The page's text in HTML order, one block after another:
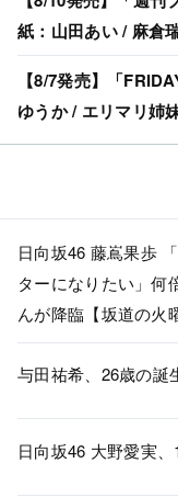
紙：山田あい / 麻倉
【8/7発売】「
ゆうか / エリマリ姉
日向坂46 藤嶌果歩
ターになりたい」何
んが降臨【坂道の火
与田祐希、26歳の誕
日向坂46 大野愛実